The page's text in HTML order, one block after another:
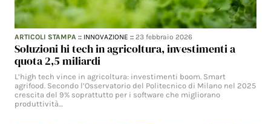
ARTICOLI STAMPA :: INNOVAZIONE ::23 febbraio 2026
Soluzioni hi tech in agricoltura, investimenti a
quota 2,5 miliardi
L’high tech vince in agricoltura: investimenti boom. Smart
agrifood. Secondo l’Osservatorio del Politecnico di Milano nel 2025
crescita del 9% soprattutto per i software che migliorano
produttività…